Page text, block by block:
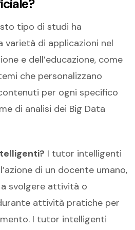
tipo di studi ha
varietà di applicazioni nel
e dell’educazione, come
che personalizzano
per ogni specifico
di analisi dei Big Data
I tutor intelligenti
di un docente umano,
svolgere attività o
attività pratiche per
I tutor intelligenti